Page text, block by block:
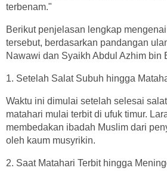
terbenam."
Berikut penjelasan lengkap
tersebut, berdasarkan pandangan
Nawawi dan Syaikh Abdul Azhim bin
1. Setelah Salat Subuh hingga
Waktu ini dimulai setelah selesai
matahari mulai terbit di ufuk timur.
membedakan ibadah Muslim dari
oleh kaum musyrikin.
2. Saat Matahari Terbit hingga